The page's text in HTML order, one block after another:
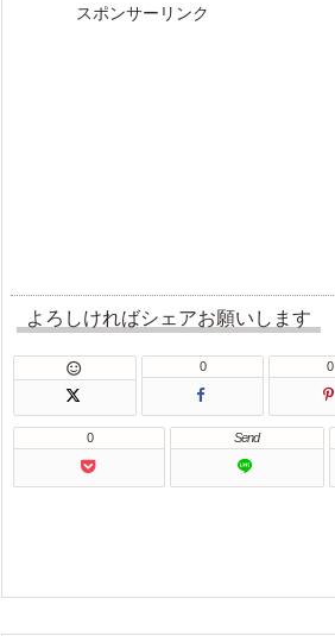
スポンサーリンク
よろしければシェアお願いします
 0 0
0 Send